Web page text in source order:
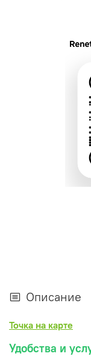
Описание
Точка на карте
Удобства и